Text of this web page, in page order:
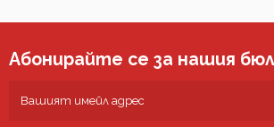
Абонирайте се за нашия